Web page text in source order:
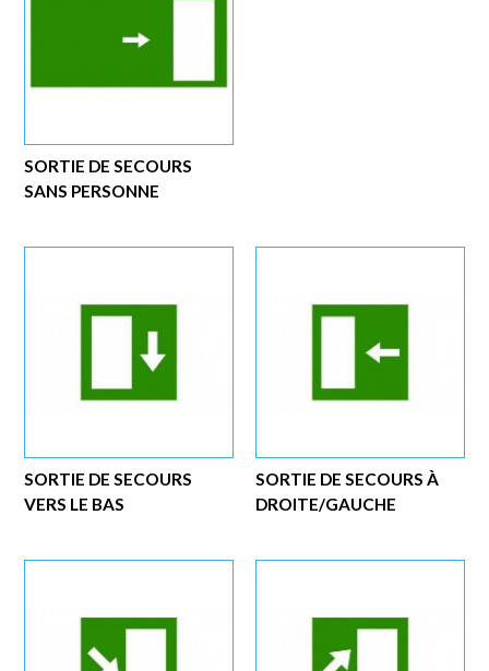
SORTIE DE SECOURS
SANS PERSONNE
SORTIE DE SECOURS À
DROITE/GAUCHE
SORTIE DE SECOURS
VERS LE BAS